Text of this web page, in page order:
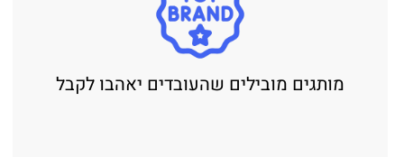
מותגים מובילים שהעובדים יאהבו לקבל